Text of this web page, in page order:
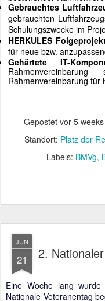
Gebrauchtes
gebrauchten
Schulungszwecke im
HERKULES
für neue bzw.
Gehärtete IT-
Rahmenvereinbarung für
Gepostet vor 5
Standort: Platz der
Labels: BMVg
JUN
21 2.
Eine Woche lang
Nationale Veteranentag